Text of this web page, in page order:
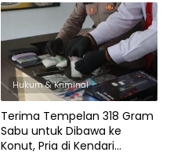
Hukum & Kriminal
Terima Tempelan 318 Gram
Sabu untuk Dibawa ke
Konut, Pria di Kendari